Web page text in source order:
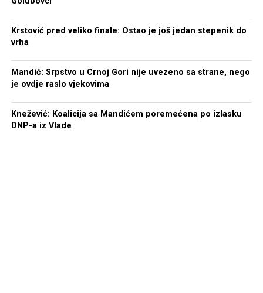
Krstović pred veliko finale: Ostao je još jedan stepenik do
vrha
Mandić: Srpstvo u Crnoj Gori nije uvezeno sa strane, nego
je ovdje raslo vjekovima
Knežević: Koalicija sa Mandićem poremećena po izlasku
DNP-a iz Vlade